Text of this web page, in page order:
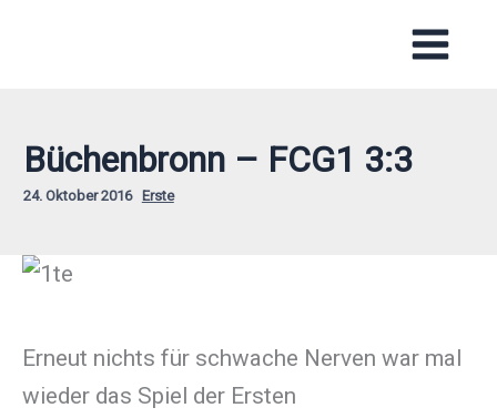
Büchenbronn – FCG1 3:3
24. Oktober 2016 Erste
Erneut nichts für schwache Nerven war mal
wieder das Spiel der Ersten